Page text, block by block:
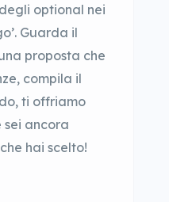
optional nei
Guarda il
proposta che
compila il
ti offriamo
sei ancora
hai scelto!